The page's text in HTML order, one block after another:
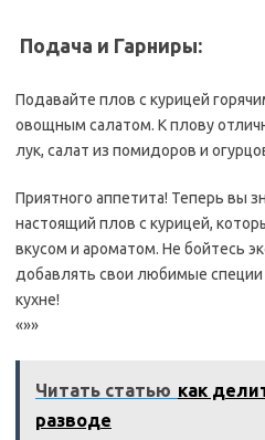
️ Подача и Гарниры:
Подавайте плов с курицей
овощным салатом. К плову
лук, салат из помидоров и
Приятного аппетита! Теперь вы
настоящий плов с курицей,
вкусом и ароматом. Не бойтесь
добавлять свои любимые специи
кухне!
«»»
Читать статью как
разводе